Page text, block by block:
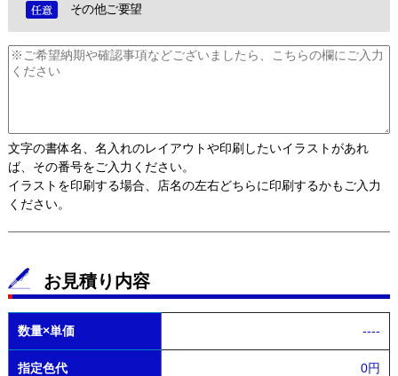
その他ご要望
文字の書体名、名入れのレイアウトや印刷したいイラストがあれ
ば、その番号をご入力ください。
イラストを印刷する場合、店名の左右どちらに印刷するかもご入力
ください。
お見積り内容
数量×単価 ----
指定色代 0円